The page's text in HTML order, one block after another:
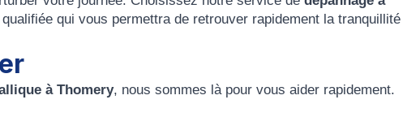
qui vous permettra de retrouver rapidement la tranquillité
à Thomery, nous sommes là pour vous aider rapidement.